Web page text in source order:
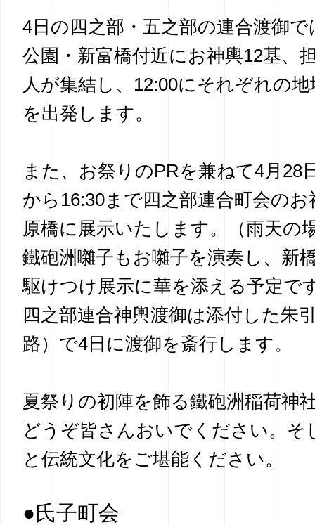
4日の四之部・五之部の連合渡御で
公園・新富橋付近にお神輿12基、
人が集結し、12:00にそれぞれの
を出発します。
また、お祭りのPRを兼ねて4月28
から16:30まで四之部連合町会のお
原橋に展示いたします。（雨天の
鐵砲洲囃子もお囃子を演奏し、新
駆けつけ展示に華を添える予定で
四之部連合神輿渡御は添付した朱
路）で4日に渡御を斎行します。
夏祭りの初陣を飾る鐵砲洲稲荷神
どうぞ皆さんおいでください。そ
と伝統文化をご堪能ください。
●氏子町会